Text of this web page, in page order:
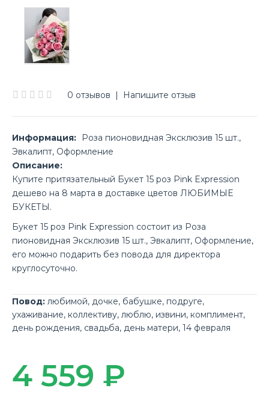
0 отзывов | Напишите отзыв
Информация:
Роза пионовидная Эксклюзив 15 шт.,
Эвкалипт, Оформление
Описание:
Купите притязательный Букет 15 роз Pink Expression
дешево на 8 марта в доставке цветов ЛЮБИМЫЕ
БУКЕТЫ.
Букет 15 роз Pink Expression состоит из Роза
пионовидная Эксклюзив 15 шт., Эвкалипт, Оформление,
его можно подарить без повода для директора
круглосуточно.
Повод: любимой, дочке, бабушке, подруге,
ухаживание, коллективу, люблю, извини, комплимент,
день рождения, свадьба, день матери, 14 февраля
4 559 ₽